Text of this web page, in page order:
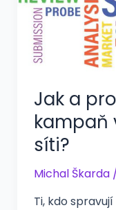
Jak a
kampaň
síti?
Michal Škarda
Ti, kdo